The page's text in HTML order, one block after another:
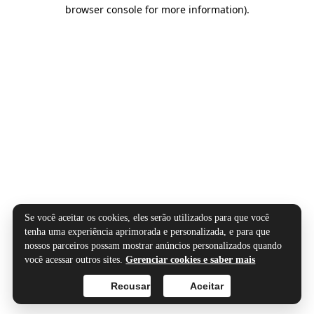
browser console for more information).
Se você aceitar os cookies, eles serão utilizados para que você
tenha uma experiência aprimorada e personalizada, e para que
nossos parceiros possam mostrar anúncios personalizados quando
você acessar outros sites.Gerenciar cookies e saber mais
Aceitar
Recusar